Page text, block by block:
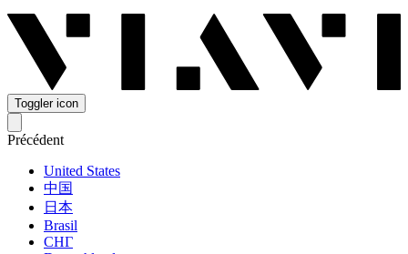
Toggler icon
Précédent
United States
中国
日本
Brasil
СНГ